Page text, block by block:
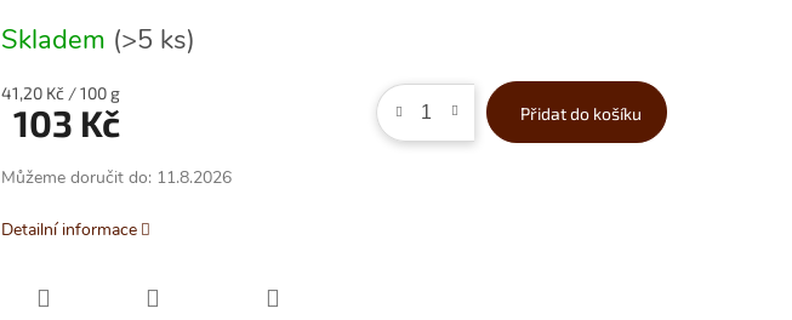
5,0
z
hvězdiček.
Skladem (>5 ks)
Měrná
cena:
41,20 Kč / 100 g
103 Kč Přidat do košíku
Můžeme doručit do: 11.8.2026
Detailní informace